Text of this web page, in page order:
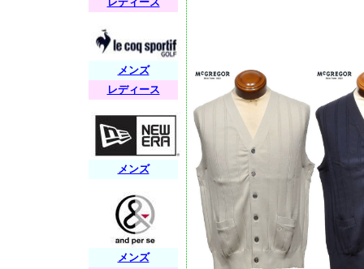
メンズ
レディース
メンズ
メンズ